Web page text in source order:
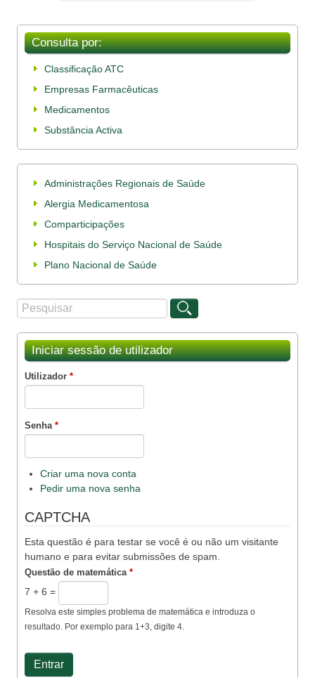
Consulta por:
Classificação ATC
Empresas Farmacêuticas
Medicamentos
Substância Activa
Administrações Regionais de Saúde
Alergia Medicamentosa
Comparticipações
Hospitais do Serviço Nacional de Saúde
Plano Nacional de Saúde
Formulário de procura
Procurar
Iniciar sessão de utilizador
Utilizador *
Senha *
Criar uma nova conta
Pedir uma nova senha
CAPTCHA
Esta questão é para testar se você é ou não um visitante
humano e para evitar submissões de spam.
Questão de matemática *
7 + 6 =
Resolva este simples problema de matemática e introduza o
resultado. Por exemplo para 1+3, digite 4.